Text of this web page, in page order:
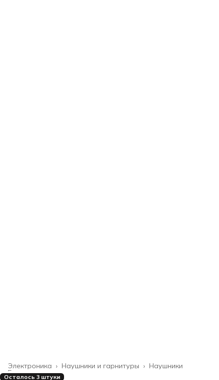
Наушники
Наушники и гарнитуры ›
Электроника ›
Главная ›
Осталось 3 штуки